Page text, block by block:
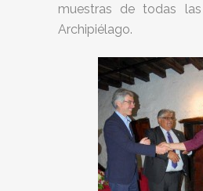
muestras de todas
Archipiélago.